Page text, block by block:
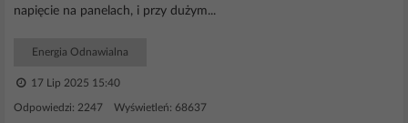
napięcie na panelach, i przy dużym...
Energia Odnawialna
17 Lip 2025 15:40
Odpowiedzi: 2247 Wyświetleń: 68637